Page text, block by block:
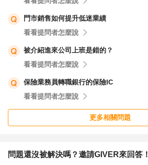
門市銷售如何提升低迷業績
看看提問者怎麼說
被介紹進來公司上班是錯的？
看看提問者怎麼說
保險業務員轉職銀行的保險IC
看看提問者怎麼說
更多相關問題
問題還沒被解決嗎？邀請GIVER來回答！